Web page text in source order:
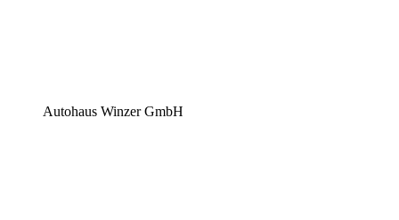
Autohaus Winzer GmbH